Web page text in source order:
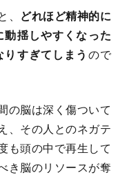
どれほど精神的に
揺しやすくなった
すぎてしまう ので
の脳は深く傷ついて
、その人とのネガテ
も頭の中で再生して
き脳のリソースが奪